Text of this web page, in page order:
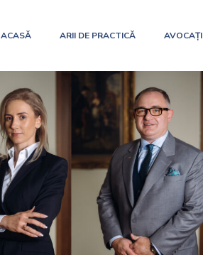
ACASĂ ARII DE PRACTICĂ AVOCAȚI